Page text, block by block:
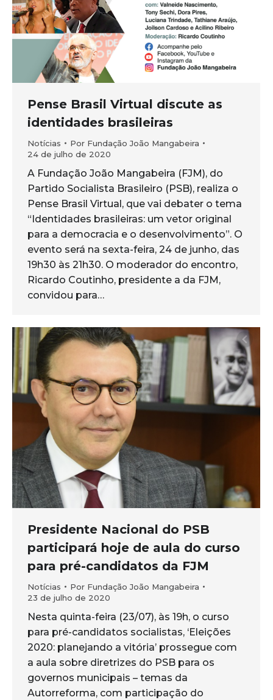
Pense Brasil Virtual discute as
identidades brasileiras
Notícias Por Fundação João Mangabeira
24 de julho de 2020
A Fundação João Mangabeira (FJM), do
Partido Socialista Brasileiro (PSB), realiza o
Pense Brasil Virtual, que vai debater o tema
“Identidades brasileiras: um vetor original
para a democracia e o desenvolvimento”. O
evento será na sexta-feira, 24 de junho, das
19h30 às 21h30. O moderador do encontro,
Ricardo Coutinho, presidente a da FJM,
convidou para…
Presidente Nacional do PSB
participará hoje de aula do curso
para pré-candidatos da FJM
Notícias Por Fundação João Mangabeira
23 de julho de 2020
Nesta quinta-feira (23/07), às 19h, o curso
para pré-candidatos socialistas, ‘Eleições
2020: planejando a vitória’ prossegue com
a aula sobre diretrizes do PSB para os
governos municipais – temas da
Autorreforma, com participação do